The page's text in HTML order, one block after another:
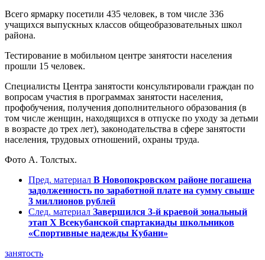
Всего ярмарку посетили 435 человек, в том числе 336
учащихся выпускных классов общеобразовательных школ
района.
Тестирование в мобильном центре занятости населения
прошли 15 человек.
Специалисты Центра занятости консультировали граждан по
вопросам участия в программах занятости населения,
профобучения, получения дополнительного образования (в
том числе женщин, находящихся в отпуске по уходу за детьми
в возрасте до трех лет), законодательства в сфере занятости
населения, трудовых отношений, охраны труда.
Фото А. Толстых.
Пред. материал В Новопокровском районе погашена
задолженность по заработной плате на сумму свыше
3 миллионов рублей
След. материал Завершился 3-й краевой зональный
этап Х Всекубанской спартакиады школьников
«Спортивные надежды Кубани»
занятость